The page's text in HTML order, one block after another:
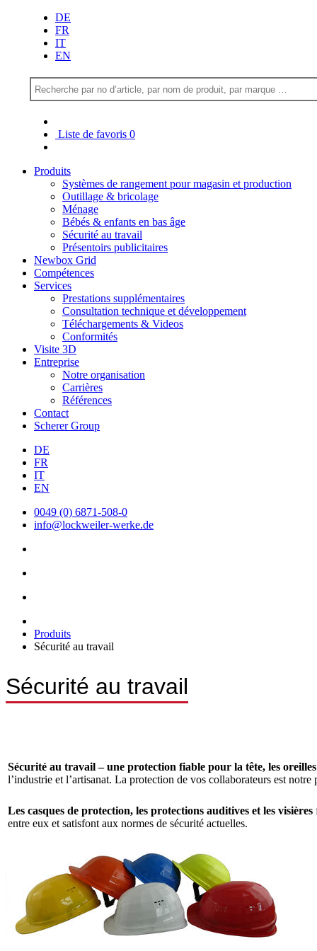
DE
FR
IT
EN
Liste de favoris 0
Produits
Systèmes de rangement pour magasin et production
Outillage & bricolage
Ménage
Bébés & enfants en bas âge
Sécurité au travail
Présentoirs publicitaires
Newbox Grid
Compétences
Services
Prestations supplémentaires
Consultation technique et développement
Téléchargements & Videos
Conformités
Visite 3D
Entreprise
Notre organisation
Carrières
Références
Contact
Scherer Group
DE
FR
IT
EN
0049 (0) 6871-508-0
info@lockweiler-werke.de
Produits
Sécurité au travail
Sécurité au travail
Sécurité au travail – une protection fiable pour la tête, les
l’industrie et l’artisanat. La protection de vos collaborateurs est
Les casques de protection, les protections auditives et les visières
entre eux et satisfont aux normes de sécurité actuelles.